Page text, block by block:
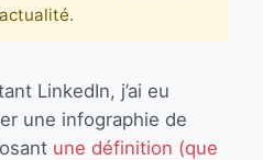
LinkedIn, j’ai eu
une infographie de
une définition (que